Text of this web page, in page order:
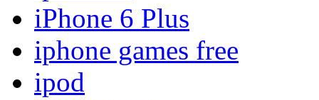
iPhone 6 Plus
iphone games free
ipod